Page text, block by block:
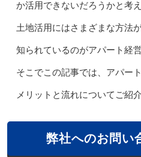
か活用できないだろうかと考
土地活用にはさまざまな方法
知られているのがアパート経営
そこでこの記事では、アパー
メリットと流れについてご紹介
弊社へのお問い